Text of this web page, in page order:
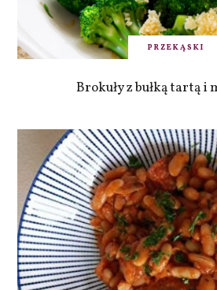
PRZEKĄSKI
Brokuły z bułką tartą i